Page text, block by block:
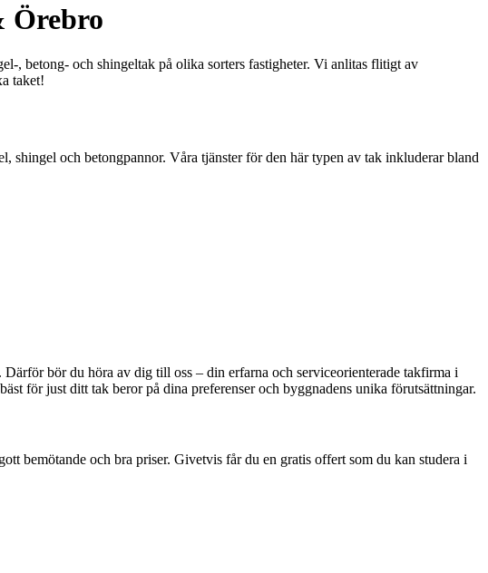
Örebro
, betong- och shingeltak på olika sorters fastigheter. Vi anlitas flitigt av
taket!
shingel och betongpannor. Våra tjänster för den här typen av tak inkluderar bland
bör du höra av dig till oss – din erfarna och serviceorienterade takfirma i
för just ditt tak beror på dina preferenser och byggnadens unika förutsättningar.
bemötande och bra priser. Givetvis får du en gratis offert som du kan studera i